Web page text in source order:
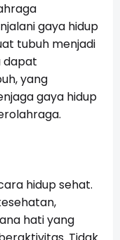
gaya hidup
tubuh menjadi
dapat
yang
gaya hidup
hidup sehat.
hati yang